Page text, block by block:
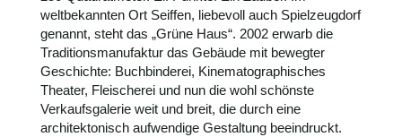
weltbekannten Ort Seiffen, liebevoll auch Spielzeugdorf
genannt, steht das „Grüne Haus“. 2002 erwarb die
Traditionsmanufaktur das Gebäude mit bewegter
Geschichte: Buchbinderei, Kinematographisches
Theater, Fleischerei und nun die wohl schönste
Verkaufsgalerie weit und breit, die durch eine
architektonisch aufwendige Gestaltung beeindruckt.